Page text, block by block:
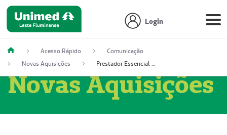
Login
Acesso Rápido
Comunicação
Novas Aquisições
Prestador Essencial Gestão em Saúde Ereli (51004354-7)
Novas Aquisições